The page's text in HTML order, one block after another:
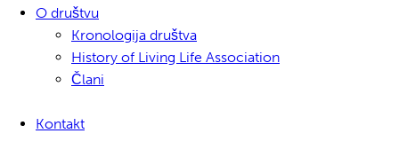
O društvu
Kronologija društva
History of Living Life Association
Člani
Kontakt